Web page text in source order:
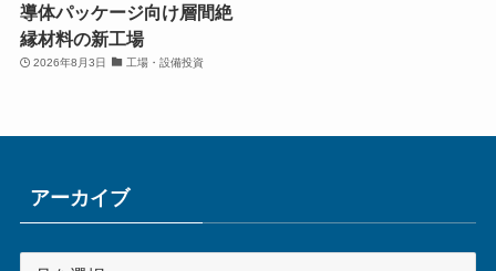
導体パッケージ向け層間絶
縁材料の新工場
2026年8月3日 工場・設備投資
アーカイブ